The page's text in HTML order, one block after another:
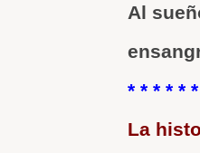
Al
* * * * * *
La